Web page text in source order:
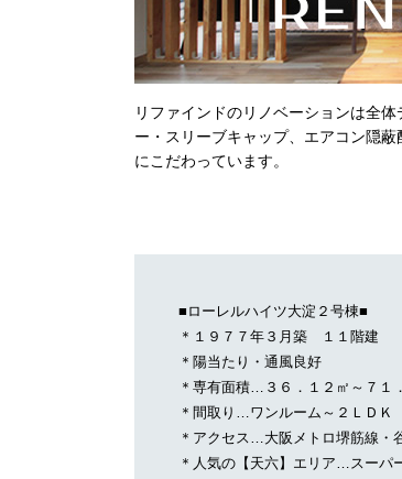
リファインドのリノベーションは全
ー・スリーブキャップ、エアコン隠
にこだわっています。
■ローレルハイツ大淀２号棟■
＊１９７７年３月築 １１階建
＊陽当たり・通風良好
＊専有面積…３６．１２㎡～７１
＊間取り…ワンルーム～２ＬＤＫ
＊アクセス…大阪メトロ堺筋線・
＊人気の【天六】エリア…スーパ